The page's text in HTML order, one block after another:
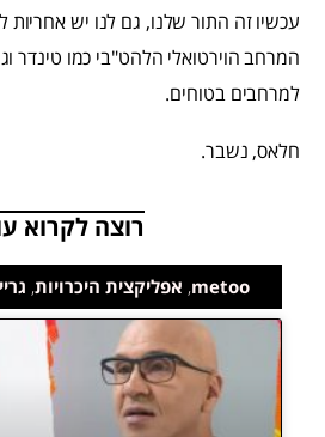
עכשיו זה התור שלנו, גם לנו יש אחריות
המרחב הוירטואלי הלהט"בי כמו טינדר
למרחבים בטוחים.
חלאס, נשבר.
רוצה לקרוא
metoo
, אפליקצית היכרויות,